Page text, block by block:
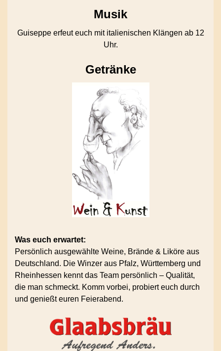
Musik
Guiseppe erfeut euch mit italienischen Klängen ab 12
Uhr.
Getränke
Was euch erwartet:
Persönlich ausgewählte Weine, Brände & Liköre aus
Deutschland. Die Winzer aus Pfalz, Württemberg und
Rheinhessen kennt das Team persönlich – Qualität,
die man schmeckt. Komm vorbei, probiert euch durch
und genießt euren Feierabend.